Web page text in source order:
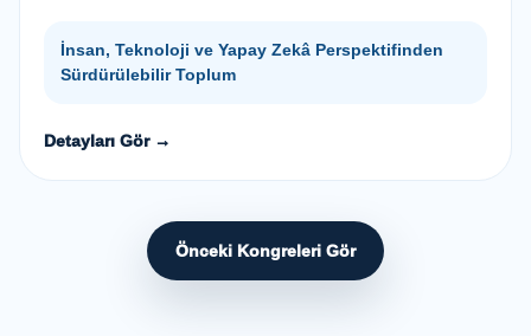
İnsan, Teknoloji ve Yapay Zekâ Perspektifinden
Sürdürülebilir Toplum
Detayları Gör →
Önceki Kongreleri Gör